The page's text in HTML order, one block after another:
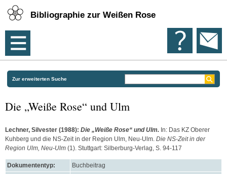
Bibliographie zur Weißen Rose
Zur erweiterten Suche
Die „Weiße Rose“ und Ulm
Lechner, Silvester (1988): Die „Weiße Rose“ und Ulm. In: Das KZ Oberer
Kuhberg und die NS-Zeit in der Region Ulm, Neu-Ulm. Die NS-Zeit in der
Region Ulm, Neu-Ulm (1). Stuttgart: Silberburg-Verlag, S. 94-117
Dokumententyp:
Buchbeitrag